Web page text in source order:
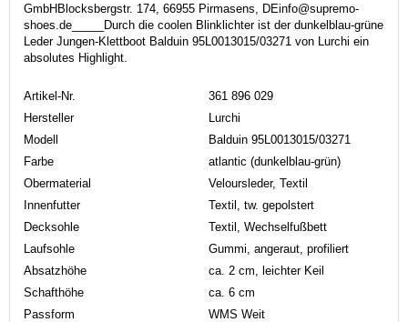
GmbHBlocksbergstr. 174, 66955 Pirmasens, DEinfo@supremo-
shoes.de_____Durch die coolen Blinklichter ist der dunkelblau-grüne
Leder Jungen-Klettboot Balduin 95L0013015/03271 von Lurchi ein
absolutes Highlight.
Artikel-Nr.
361 896 029
Hersteller
Lurchi
Modell
Balduin 95L0013015/03271
Farbe
atlantic (dunkelblau-grün)
Obermaterial
Veloursleder, Textil
Innenfutter
Textil, tw. gepolstert
Decksohle
Textil, Wechselfußbett
Laufsohle
Gummi, angeraut, profiliert
Absatzhöhe
ca. 2 cm, leichter Keil
Schafthöhe
ca. 6 cm
Passform
WMS Weit